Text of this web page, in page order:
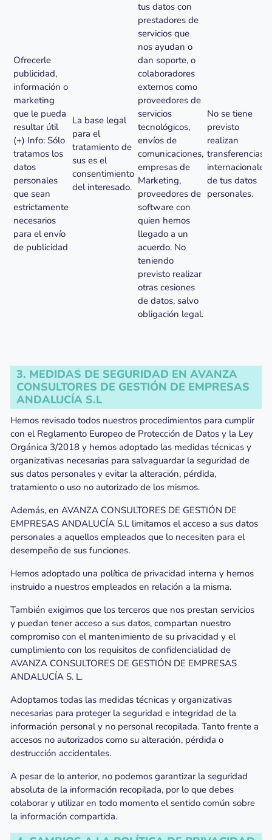
Ofrecerle
publicidad,
información o
marketing
que le pueda
resultar útil
(+) Info: Sólo
tratamos los
datos
personales
que sean
estrictamente
necesarios
para el envío
de publicidad
La base legal
para el
tratamiento de
sus es el
consentimiento
del interesado.
tus datos con
prestadores de
servicios que
nos ayudan o
dan soporte, o
colaboradores
externos como
proveedores de
servicios
tecnológicos,
envíos de
comunicaciones,
empresas de
Marketing,
proveedores de
software con
quien hemos
llegado a un
acuerdo. No
teniendo
previsto realizar
otras cesiones
de datos, salvo
obligación legal.
No se tiene
previsto
realizan
transferencias
internacionales
de tus datos
personales.
3. MEDIDAS DE SEGURIDAD EN AVANZA
CONSULTORES DE GESTIÓN DE EMPRESAS
ANDALUCÍA S.L
Hemos revisado todos nuestros procedimientos para cumplir
con el Reglamento Europeo de Protección de Datos y la Ley
Orgánica 3/2018 y hemos adoptado las medidas técnicas y
organizativas necesarias para salvaguardar la seguridad de
sus datos personales y evitar la alteración, pérdida,
tratamiento o uso no autorizado de los mismos.
Además, en AVANZA CONSULTORES DE GESTIÓN DE
EMPRESAS ANDALUCÍA S.L limitamos el acceso a sus datos
personales a aquellos empleados que lo necesiten para el
desempeño de sus funciones.
Hemos adoptado una política de privacidad interna y hemos
instruido a nuestros empleados en relación a la misma.
También exigimos que los terceros que nos prestan servicios
y puedan tener acceso a sus datos, compartan nuestro
compromiso con el mantenimiento de su privacidad y el
cumplimiento con los requisitos de confidencialidad de
AVANZA CONSULTORES DE GESTIÓN DE EMPRESAS
ANDALUCÍA S. L.
Adoptamos todas las medidas técnicas y organizativas
necesarias para proteger la seguridad e integridad de la
información personal y no personal recopilada. Tanto frente a
accesos no autorizados como su alteración, pérdida o
destrucción accidentales.
A pesar de lo anterior, no podemos garantizar la seguridad
absoluta de la información recopilada, por lo que debes
colaborar y utilizar en todo momento el sentido común sobre
la información compartida.